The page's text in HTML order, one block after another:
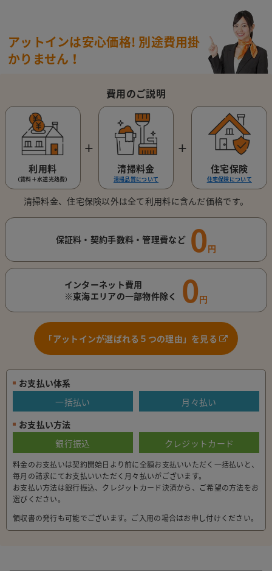
アットインは安心価格! 別途費用掛
かりません！
費用のご説明
利用料
（賃料＋水道光熱費）
＋
清掃料金
清掃品質について
＋
住宅保険
住宅保険について
清掃料金、住宅保険以外は全て利用料に含んだ価格です。
保証料・契約手数料・管理費など 0円
インターネット費用
※東海エリアの一部物件除く
0円
「アットインが選ばれる５つの理由」を見る
お支払い体系
一括払い
月々払い
お支払い方法
銀行振込
クレジットカード
料金のお支払いは契約開始日より前に全額お支払いいただく一括払いと、
毎月の請求にてお支払いいただく月々払いがございます。
お支払い方法は銀行振込、クレジットカード決済から、ご希望の方法をお
選びください。
領収書の発行も可能でございます。ご入用の場合はお申し付けください。